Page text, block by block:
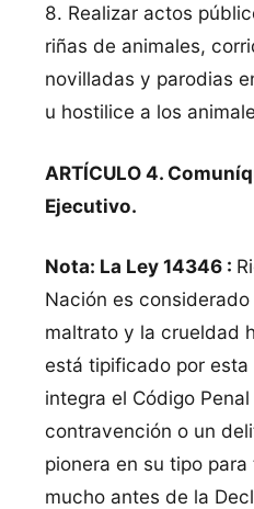
8. Realizar actos
riñas de animales,
novilladas y parodias
u hostilice a los
ARTÍCULO 4.
Ejecutivo.
Nota: La Ley 14346 :
Nación es
maltrato y la crueldad
está tipificado por esta
integra el Código
contravención o un
pionera en su tipo
mucho antes de la